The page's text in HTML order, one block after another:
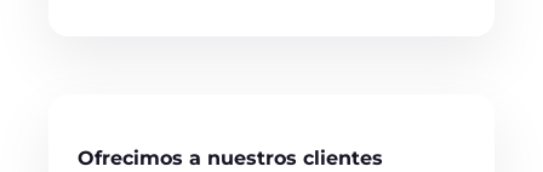
Ofrecimos a nuestros clientes